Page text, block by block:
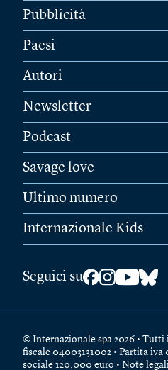
Pubblicità
Paesi
Autori
Newsletter
Podcast
Savage love
Ultimo numero
Internazionale Kids
Seguici su
© Internazionale spa 2026 •
fiscale 04003131002 • Partita iva
sociale 120.000 euro • Note legali